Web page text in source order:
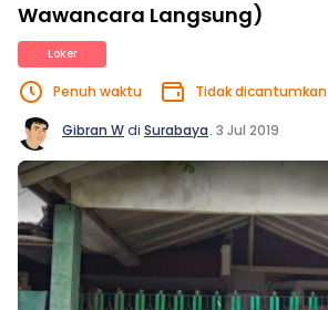
Wawancara Langsung)
Loker
Penuh waktu Tidak dicantumkan
Gibran Wdi Surabaya. 3 Jul 2019